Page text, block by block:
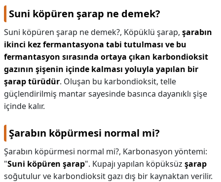
Suni köpüren şarap ne demek?
Suni köpüren şarap ne demek?, Köpüklü şarap, şarabın
ikinci kez fermantasyona tabi tutulması ve bu
fermantasyon sırasında ortaya çıkan karbondioksit
gazının şişenin içinde kalması yoluyla yapılan bir
şarap türüdür. Oluşan bu karbondioksit, telle
güçlendirilmiş mantar sayesinde basınca dayanıklı şişe
içinde kalır.
Şarabın köpürmesi normal mi?
Şarabın köpürmesi normal mi?, Karbonasyon yöntemi:
"Suni köpüren şarap". Kupajı yapılan köpüksüz şarap
soğutulur ve karbondioksit gazı dış bir kaynaktan verilir.